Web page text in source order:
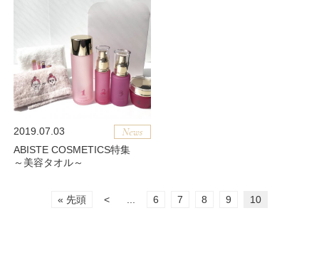
2019.07.03
ABISTE COSMETICS特集
～美容タオル～
« 先頭 < 6 7 8 9 10